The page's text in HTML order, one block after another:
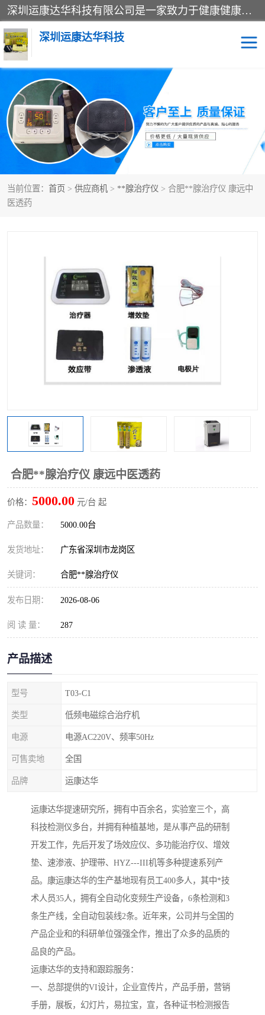
深圳运康达华科技有限公司是一家致力于健康健康产业的现代化企业，已经走过了15个春秋，开创了中医外用发展的新未来，是专业从事中医医疗仪器的研发、生产、销售、服务为一体的子公司，在医疗器械的设计、开发和生产方面率先引进国际先进技术和好的科技人员，先后开发出了场效应治疗仪、多功能治疗仪、颈椎治疗仪、腰椎治疗仪、增效垫等多个系列。
深圳运康达华科技
当前位置： 首页 > 供应商机 > **腺治疗仪 > 合肥**腺治疗仪 康远中
医透药
合肥**腺治疗仪 康远中医透药
价格： 5000.00 元/台 起
产品数量： 5000.00台
发货地址： 广东省深圳市龙岗区
关键词： 合肥**腺治疗仪
发布日期： 2026-08-06
阅 读 量： 287
产品描述
型号 T03-C1
类型 低频电磁综合治疗机
电源 电源AC220V、频率50Hz
可售卖地 全国
品牌 运康达华
运康达华提速研究所，拥有中百余名，实验室三个，高
科技检测仪多台，并拥有种植基地，是从事产品的研制
开发工作，先后开发了场效应仪、多功能治疗仪、增效
垫、速渗液、护理带、HYZ---III机等多种提速系列产
品。康运康达华的生产基地现有员工400多人，其中*技
术人员35人，拥有全自动化变频生产设备，6条检测和3
条生产线，全自动包装线2条。近年来，公司并与全国的
产品企业和的科研单位强强全作，推出了众多的品质的
品良的产品。
运康达华的支持和跟踪服务：
一、总部提供的VI设计，企业宣传片，产品手册，营销
手册，展板，幻灯片，易拉宝，宣，各种证书检测报告
多功能治疗仪 中药提速
中低频治疗仪 脉冲治疗仪
**腺治疗仪